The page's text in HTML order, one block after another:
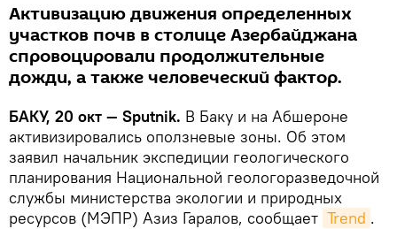
Активизацию движения определенных
участков почв в столице Азербайджана
спровоцировали продолжительные
дожди, а также человеческий фактор.
БАКУ, 20 окт — Sputnik. В Баку и на Абшероне
активизировались оползневые зоны. Об этом
заявил начальник экспедиции геологического
планирования Национальной геологоразведочной
службы министерства экологии и природных
ресурсов (МЭПР) Азиз Гаралов, сообщает Trend .